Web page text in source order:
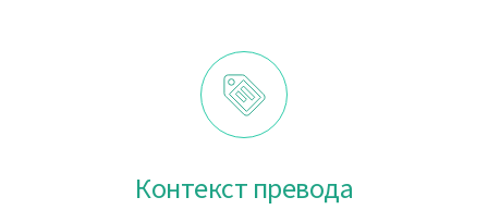
Контекст превода